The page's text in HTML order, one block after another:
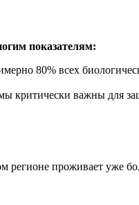
показателям:
80% всех
критически важны для
регионе проживает уже